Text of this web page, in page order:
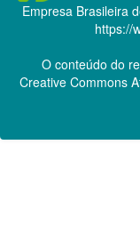
Empresa Brasileira
https://
O conteúdo do
Creative Commons